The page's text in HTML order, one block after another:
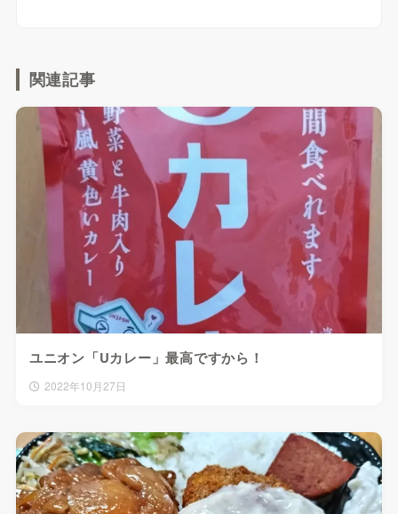
関連記事
ユニオン「Uカレー」最高ですから！
2022年10月27日